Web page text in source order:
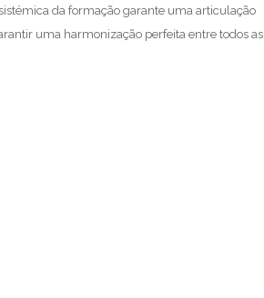
da formação garante uma articulação
uma harmonização perfeita entre todos as